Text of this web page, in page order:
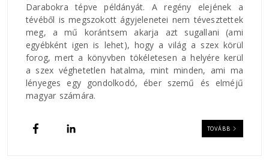
Darabokra tépve példányát. A regény elejének a
tévéből is megszokott ágyjelenetei nem tévesztettek
meg, a mű korántsem akarja azt sugallani (ami
egyébként igen is lehet), hogy a világ a szex körül
forog, mert a könyvben tökéletesen a helyére kerül
a szex véghetetlen hatalma, mint minden, ami ma
lényeges egy gondolkodó, éber szemű és elméjű
magyar számára.
TOVÁBB